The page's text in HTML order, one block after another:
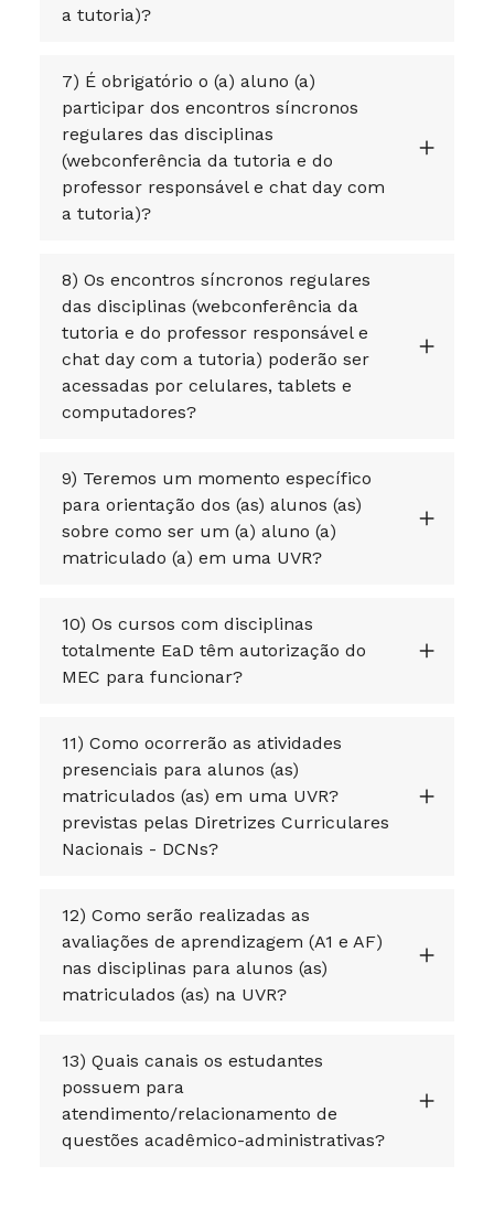
a tutoria)?
7) É obrigatório o (a) aluno (a)
participar dos encontros síncronos
regulares das disciplinas
(webconferência da tutoria e do
professor responsável e chat day com
a tutoria)?
8) Os encontros síncronos regulares
das disciplinas (webconferência da
tutoria e do professor responsável e
chat day com a tutoria) poderão ser
acessadas por celulares, tablets e
computadores?
9) Teremos um momento específico
para orientação dos (as) alunos (as)
sobre como ser um (a) aluno (a)
matriculado (a) em uma UVR?
10) Os cursos com disciplinas
totalmente EaD têm autorização do
MEC para funcionar?
11) Como ocorrerão as atividades
presenciais para alunos (as)
matriculados (as) em uma UVR?
previstas pelas Diretrizes Curriculares
Nacionais - DCNs?
12) Como serão realizadas as
avaliações de aprendizagem (A1 e AF)
nas disciplinas para alunos (as)
matriculados (as) na UVR?
13) Quais canais os estudantes
possuem para
atendimento/relacionamento de
questões acadêmico-administrativas?